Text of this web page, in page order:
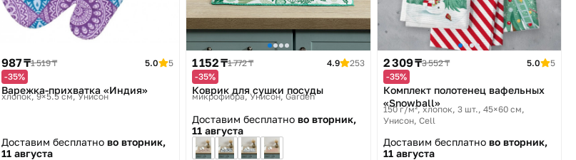
987 ₸1 519 ₸ 5.0
5
-35%
Варежка-прихватка «Индия»
хлопок, 9×5.5 см Унисон
Доставим бесплатно во вторник,
11 августа
1 152 ₸1 772 ₸ 4.9
253
-35%
Коврик для сушки посуды
микрофибра Унисон, Garden
Доставим бесплатно во вторник,
11 августа
2 309 ₸3 552 ₸ 5.0
5
-35%
Комплект полотенец вафельных
«Snowball»
150 г/м², хлопок, 3 шт., 45×60 см
Унисон, Cell
Доставим бесплатно во вторник,
11 августа